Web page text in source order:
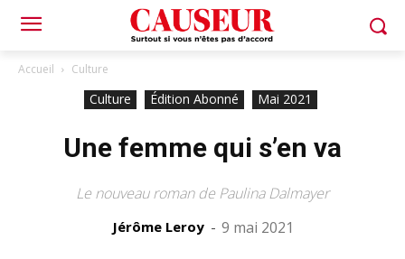
Accueil Culture
Culture Édition Abonné Mai 2021
Une femme qui s’en va
Le nouveau roman de Paulina Dalmayer
Jérôme Leroy - 9 mai 2021